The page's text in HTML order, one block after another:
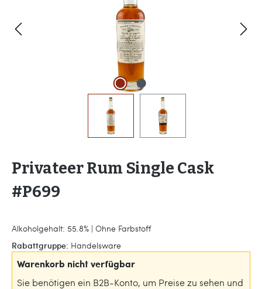
Privateer Rum Single Cask
#P699
Alkoholgehalt: 55.8% | Ohne Farbstoff
Rabattgruppe: Handelsware
Warenkorb nicht verfügbar
Sie benötigen ein B2B-Konto, um Preise zu sehen und